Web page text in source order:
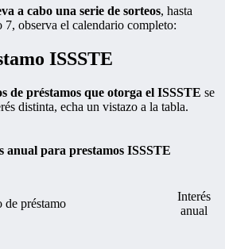
a cabo una serie de sorteos, hasta
7, observa el calendario completo:
ISSSTE
de préstamos que otorga el ISSSTE se
distinta, echa un vistazo a la tabla.
anual para prestamos ISSSTE
de préstamo
Interés
anual